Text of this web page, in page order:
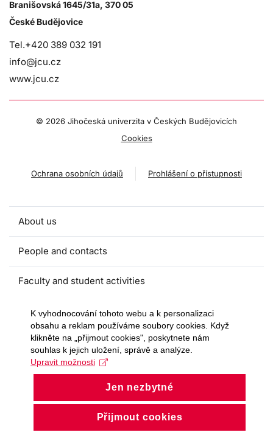
Branišovská 1645/31a, 370 05
České Budějovice
Tel.+420 389 032 191
info@jcu.cz
www.jcu.cz
© 2026 Jihočeská univerzita v Českých Budějovicích
Cookies
Ochrana osobních údajů Prohlášení o přístupnosti
About us
People and contacts
Faculty and student activities
Projects and strategic partnerships
Documents
European sustainable development week
Currently
K vyhodnocování tohoto webu a k personalizaci
obsahu a reklam používáme soubory cookies. Když
klikněte na „přijmout cookies", poskytnete nám
souhlas k jejich uložení, správě a analýze.
Upravit možnosti
Jen nezbytné
Přijmout cookies